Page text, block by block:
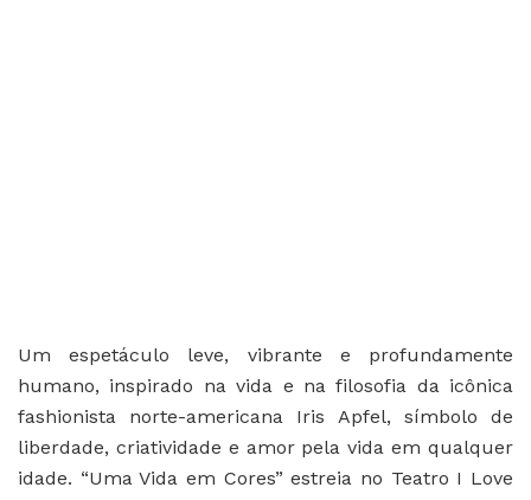
Um espetáculo leve, vibrante e profundamente
humano, inspirado na vida e na filosofia da icônica
fashionista norte-americana Iris Apfel, símbolo de
liberdade, criatividade e amor pela vida em qualquer
idade. “Uma Vida em Cores” estreia no Teatro I Love